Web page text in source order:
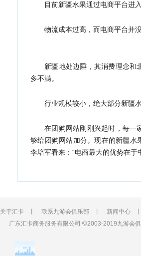
目前新疆水果通过电商平台进
物流成本过高，而电商平台并
新疆地处边陲，其消费理念和
多不满。
行业规模较小，绝大部分新疆
在团购网站刚刚兴起时，每一
够给团购网站加分。现在的新疆水
李培军看来：“电商最大的优势在
关于汇卡 联系九游会俱乐部 新闻中心
广东汇卡商务服务有限公司 ©2003-2019九游会